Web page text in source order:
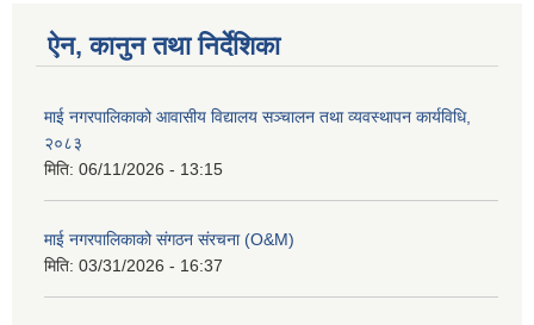
ऐन, कानुन तथा निर्देशिका
माई नगरपालिकाको आवासीय विद्यालय सञ्चालन तथा व्यवस्थापन कार्यविधि,
२०८३
मिति: 06/11/2026 - 13:15
माई नगरपालिकाको संगठन संरचना (O&M)
मिति: 03/31/2026 - 16:37